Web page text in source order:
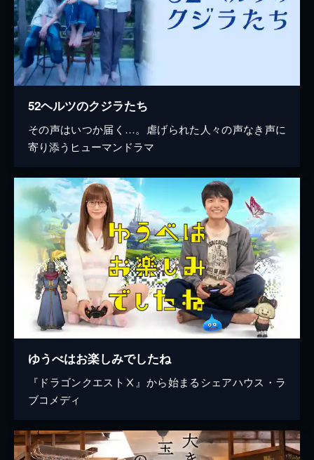
52ヘルツのクジラたち
その声はいつか届く…。虐げられた人々の声なき声に
寄り添うヒューマンドラマ
ゆうべはお楽しみでしたね
『ドラゴンクエストⅩ』から始まるシェアハウス・ラ
ブコメディ